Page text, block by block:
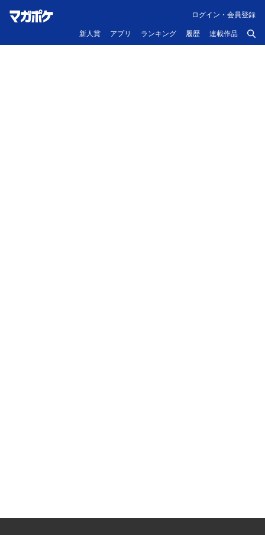
新人賞 アプリ ランキング 履歴 連載作品
ログイン・会員登録